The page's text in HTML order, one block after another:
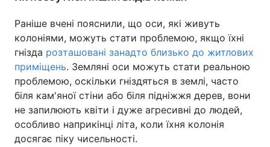
Раніше вчені пояснили, що оси, які живуть
колоніями, можуть стати проблемою, якщо їхні
гнізда розташовані занадто близько до житлових
приміщень. Земляні оси можуть стати реальною
проблемою, оскільки гніздяться в землі, часто
біля кам'яної стіни або біля підніжжя дерев, вони
не запилюють квіти і дуже агресивні до людей,
особливо наприкінці літа, коли їхня колонія
досягає піку чисельності.